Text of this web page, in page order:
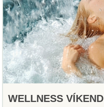
WELLNESS VÍKEND